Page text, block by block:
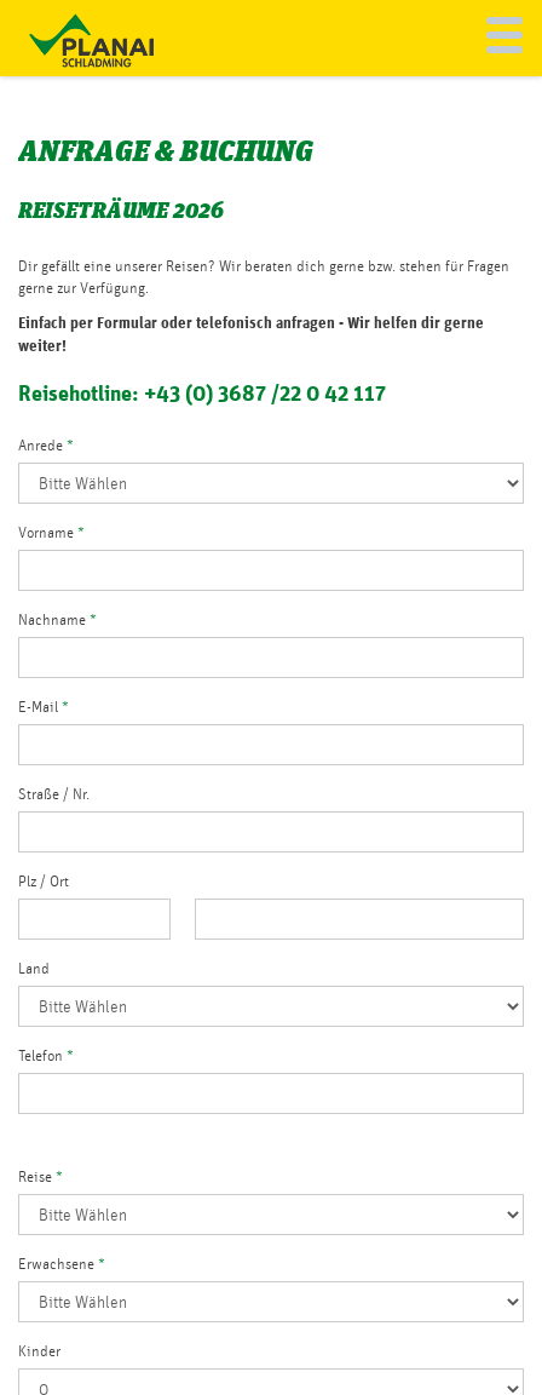
ANFRAGE & BUCHUNG
REISETRÄUME 2026
Dir gefällt eine unserer Reisen? Wir beraten dich gerne bzw. stehen für Fragen
gerne zur Verfügung.
Einfach per Formular oder telefonisch anfragen - Wir helfen dir gerne
weiter!
Reisehotline: +43 (0) 3687 /22 0 42 117
Anrede*
Vorname*
Nachname*
E-Mail*
Straße / Nr.
Plz / Ort
Land
Telefon *
Reise*
Erwachsene*
Kinder
SERVICE
PLANAI BUSFLOTTE